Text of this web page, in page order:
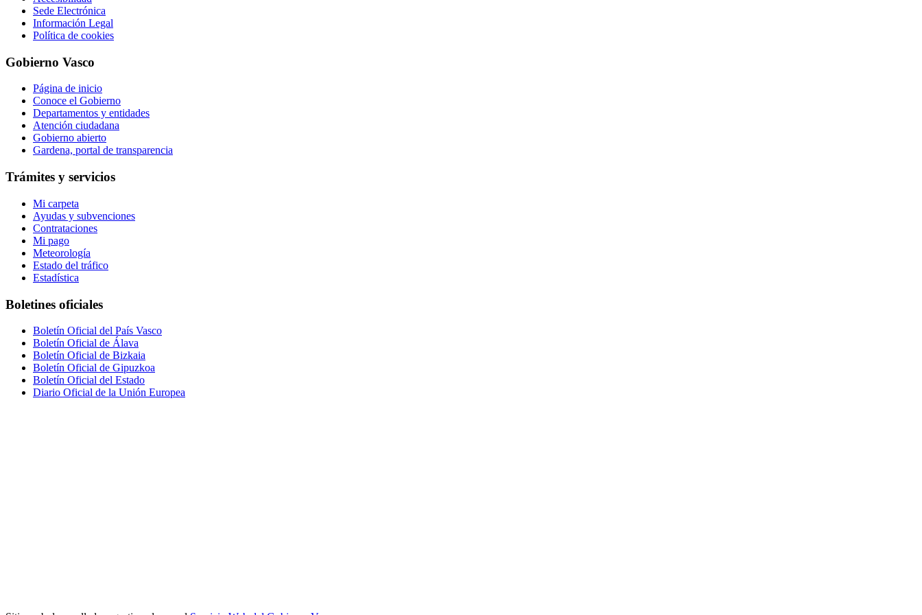
Sede Electrónica
Información Legal
Política de cookies
Gobierno Vasco
Página de inicio
Conoce el Gobierno
Departamentos y entidades
Atención ciudadana
Gobierno abierto
Gardena, portal de transparencia
Trámites y servicios
Mi carpeta
Ayudas y subvenciones
Contrataciones
Mi pago
Meteorología
Estado del tráfico
Estadística
Boletines oficiales
Boletín Oficial del País Vasco
Boletín Oficial de Álava
Boletín Oficial de Bizkaia
Boletín Oficial de Gipuzkoa
Boletín Oficial del Estado
Diario Oficial de la Unión Europea